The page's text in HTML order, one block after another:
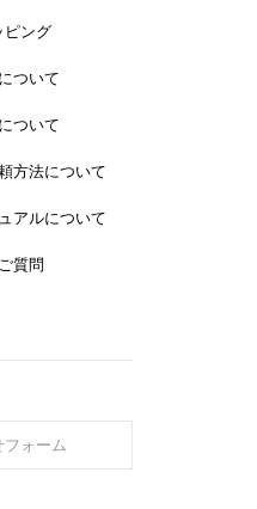
ピング
ついて
ついて
方法について
アルについて
質問
フォーム